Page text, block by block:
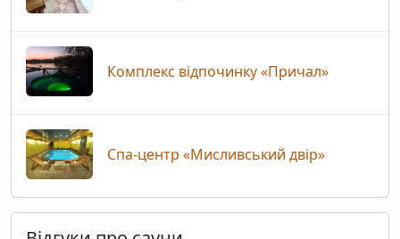
Комплекс відпочинку «Причал»
Спа-центр «Мисливський двір»